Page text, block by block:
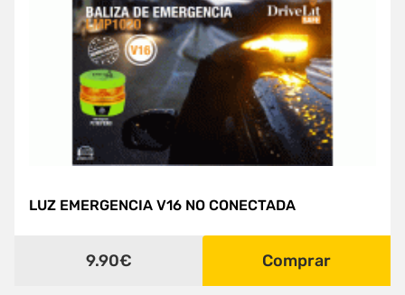
LUZ EMERGENCIA V16 NO CONECTADA
9.90€ Comprar